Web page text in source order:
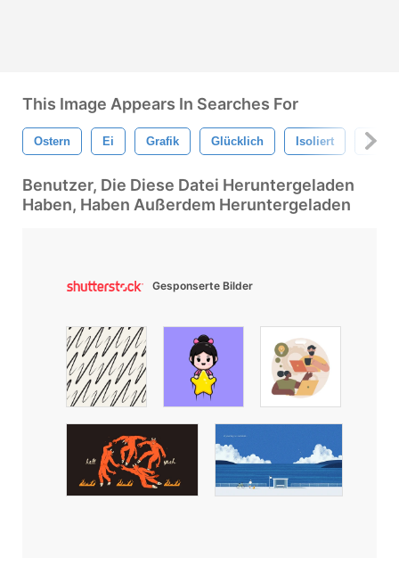
This Image Appears In Searches For
Ostern Ei Grafik Glücklich Isoliert Natur
Benutzer, Die Diese Datei Heruntergeladen
Haben, Haben Außerdem Heruntergeladen
Gesponserte Bilder